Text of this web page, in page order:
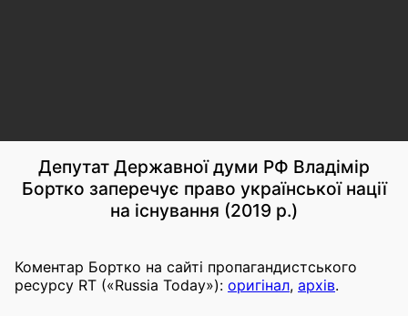
Депутат Державної думи РФ Владімір
Бортко заперечує право української нації
на існування (2019 р.)
Коментар Бортко на сайті пропагандистського
ресурсу RT («Russia Today»): оригінал, архів.